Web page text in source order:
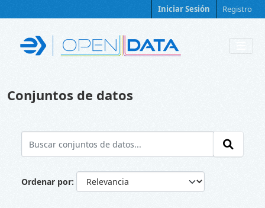
Iniciar Sesión Registro
Conjuntos de datos
Ordenar por